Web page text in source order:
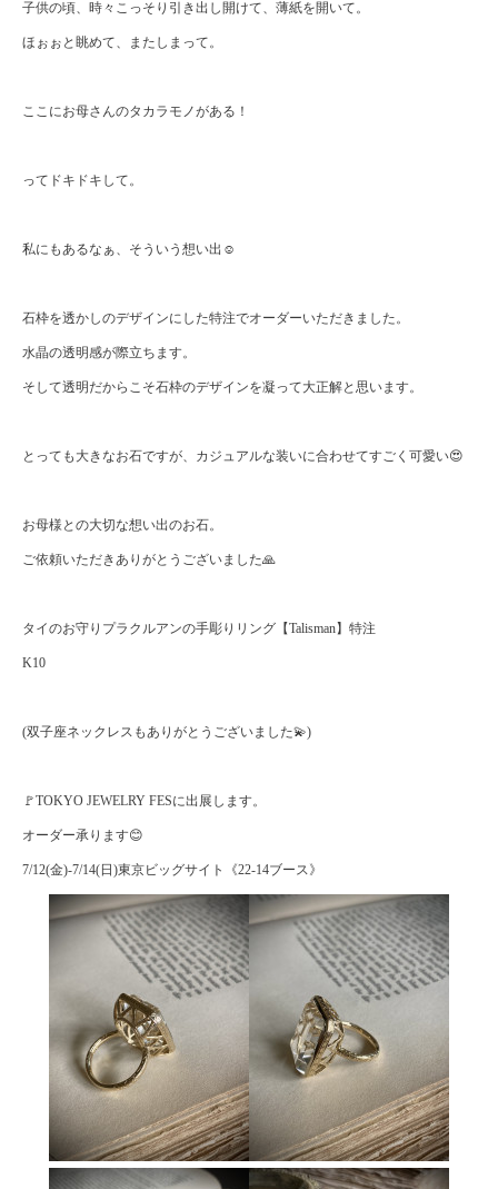
子供の頃、時々こっそり引き出し開けて、薄紙を開いて。
ほぉぉと眺めて、またしまって。
ここにお母さんのタカラモノがある！
ってドキドキして。
私にもあるなぁ、そういう想い出☺️
石枠を透かしのデザインにした特注でオーダーいただきました。
水晶の透明感が際立ちます。
そして透明だからこそ石枠のデザインを凝って大正解と思います。
とっても大きなお石ですが、カジュアルな装いに合わせてすごく可愛い😍
お母様との大切な想い出のお石。
ご依頼いただきありがとうございました🙏
タイのお守りプラクルアンの手彫りリング【Talisman】特注
K10
(双子座ネックレスもありがとうございました💫)
🚩TOKYO JEWELRY FESに出展します。
オーダー承ります😊
7/12(金)-7/14(日)東京ビッグサイト《22-14ブース》